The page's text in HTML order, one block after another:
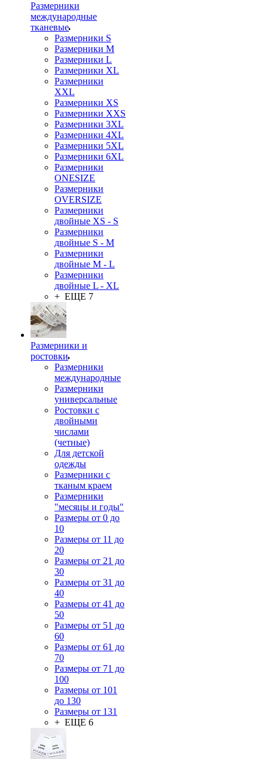
Размерники
международные
тканевые
Размерники S
Размерники M
Размерники L
Размерники XL
Размерники
XXL
Размерники XS
Размерники XXS
Размерники 3XL
Размерники 4XL
Размерники 5XL
Размерники 6XL
Размерники
ONESIZE
Размерники
OVERSIZE
Размерники
двойные XS - S
Размерники
двойные S - M
Размерники
двойные M - L
Размерники
двойные L - XL
+ ЕЩЕ 7
Размерники и
ростовки
Размерники
международные
Размерники
универсальные
Ростовки с
двойными
числами
(четные)
Для детской
одежды
Размерники с
тканым краем
Размерники
"месяцы и годы"
Размеры от 0 до
10
Размеры от 11 до
20
Размеры от 21 до
30
Размеры от 31 до
40
Размеры от 41 до
50
Размеры от 51 до
60
Размеры от 61 до
70
Размеры от 71 до
100
Размеры от 101
до 130
Размеры от 131
+ ЕЩЕ 6